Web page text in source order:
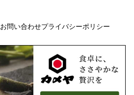
お問い合わせプライバシーポリシー